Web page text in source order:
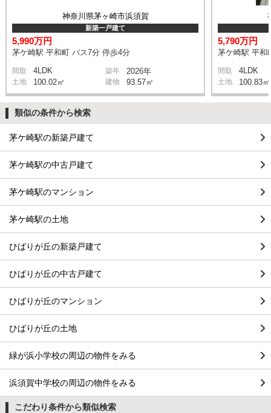
神奈川県茅ヶ崎市浜須賀
新築一戸建て
5,990万円
茅ケ崎駅 平和町 バス7分 停歩4分
間取 4LDK 築年 2026年
土地 100.02㎡ 建物 93.57㎡
5,790万円
茅ケ崎駅 平和
間取 4LDK
土地 100.83㎡
類似の条件から検索
茅ケ崎駅の新築戸建て
茅ケ崎駅の中古戸建て
茅ケ崎駅のマンション
茅ケ崎駅の土地
ひばりが丘の新築戸建て
ひばりが丘の中古戸建て
ひばりが丘のマンション
ひばりが丘の土地
緑が浜小学校の周辺の物件をみる
浜須賀中学校の周辺の物件をみる
こだわり条件から類似検索